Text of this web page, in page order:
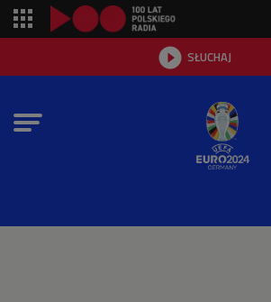
 SŁUCHAJ